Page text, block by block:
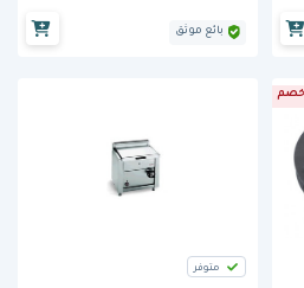
بائع موثق
متوفر